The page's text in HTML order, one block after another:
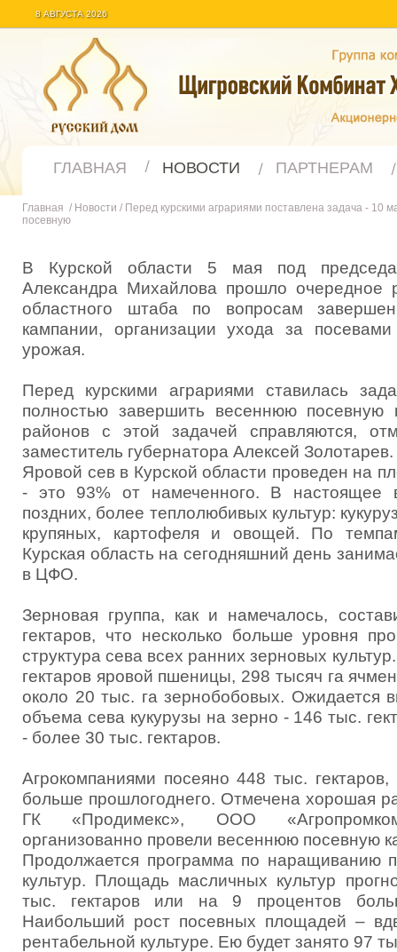
8 АВГУСТА 2026
ГЛАВНАЯ НОВОСТИ ПАРТНЕРАМ
Главная / Новости / Перед курскими аграриями поставлена задача - 10
посевную
В Курской области 5 мая под
Александра Михайлова прошло очередное
областного штаба по вопросам
кампании, организации ухода за
урожая.
Перед курскими аграриями ставилась
полностью завершить весеннюю посевную
районов с этой задачей справляются,
заместитель губернатора Алексей Золотарев.
Яровой сев в Курской области проведен на
- это 93% от намеченного. В настоящее
поздних, более теплолюбивых культур:
крупяных, картофеля и овощей. По
Курская область на сегодняшний день
в ЦФО.
Зерновая группа, как и намечалось,
гектаров, что несколько больше уровня
структура сева всех ранних зерновых
гектаров яровой пшеницы, 298 тысяч га
около 20 тыс. га зернобобовых. Ожидается
объема сева кукурузы на зерно - 146 тыс.
- более 30 тыс. гектаров.
Агрокомпаниями посеяно 448 тыс.
больше прошлогоднего. Отмечена хорошая
ГК «Продимекс», ООО
организованно провели весеннюю посевную
Продолжается программа по наращиванию
культур. Площадь масличных культур
тыс. гектаров или на 9 процентов
Наибольший рост посевных площадей –
рентабельной культуре. Ею будет занято 97